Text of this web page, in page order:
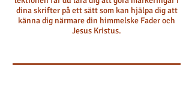
dina skrifter på ett sätt som kan hjälpa dig att
känna dig närmare din himmelske Fader och
Jesus Kristus.